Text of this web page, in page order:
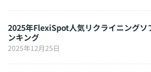
2025年FlexiSpot人気リクライニングソ
ンキング
2025年12月25日